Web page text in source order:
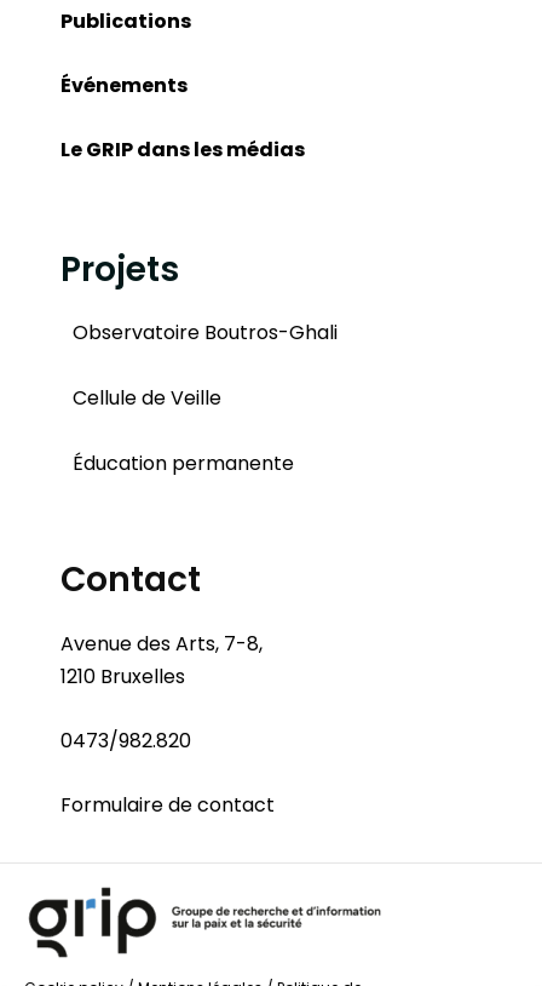
Publications
Événements
Le GRIP dans les médias
Projets
Observatoire Boutros-Ghali
Cellule de Veille
Éducation permanente
Contact
Avenue des Arts, 7-8,
1210 Bruxelles
0473/982.820
Formulaire de contact